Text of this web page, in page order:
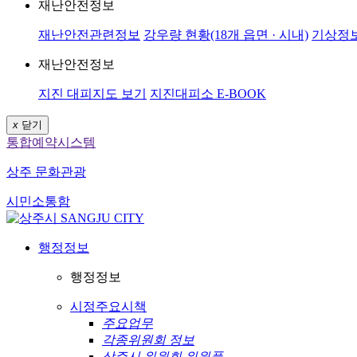
재난안전정보
재난안전관련정보 강우량 현황(18개 읍면 · 시내) 기상정
재난안전정보
지진 대피지도 보기 지진대피소 E-BOOK
x 닫기
통합예약시스템
상주 문화관광
시민소통함
행정정보
행정정보
시정주요시책
주요업무
각종위원회 정보